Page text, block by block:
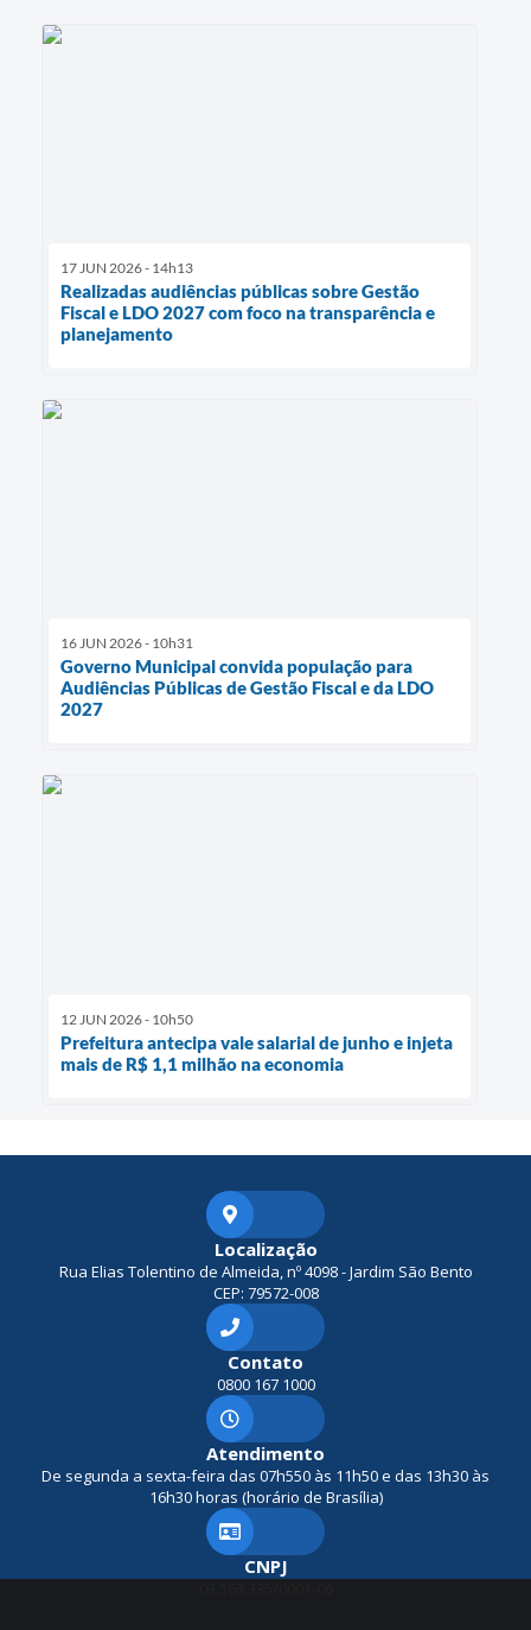
17 JUN 2026 - 14h13
Realizadas audiências públicas sobre Gestão
Fiscal e LDO 2027 com foco na transparência e
planejamento
16 JUN 2026 - 10h31
Governo Municipal convida população para
Audiências Públicas de Gestão Fiscal e da LDO
2027
12 JUN 2026 - 10h50
Prefeitura antecipa vale salarial de junho e injeta
mais de R$ 1,1 milhão na economia
Localização
Rua Elias Tolentino de Almeida, nº 4098 - Jardim São Bento
CEP: 79572-008
Contato
0800 167 1000
Atendimento
De segunda a sexta-feira das 07h550 às 11h50 e das 13h30 às
16h30 horas (horário de Brasília)
CNPJ